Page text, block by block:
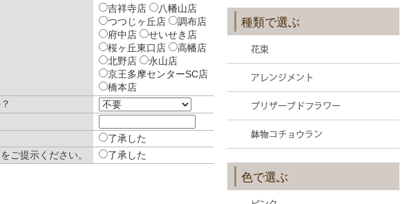
吉祥寺店
八幡山店
つつじヶ丘店
調布店
府中店
せいせき店
桜ヶ丘東口店
高幡店
北野店
永山店
京王多摩センターSC店
橋本店
了承した
ご提示ください。
了承した
種類で選ぶ
色で選ぶ